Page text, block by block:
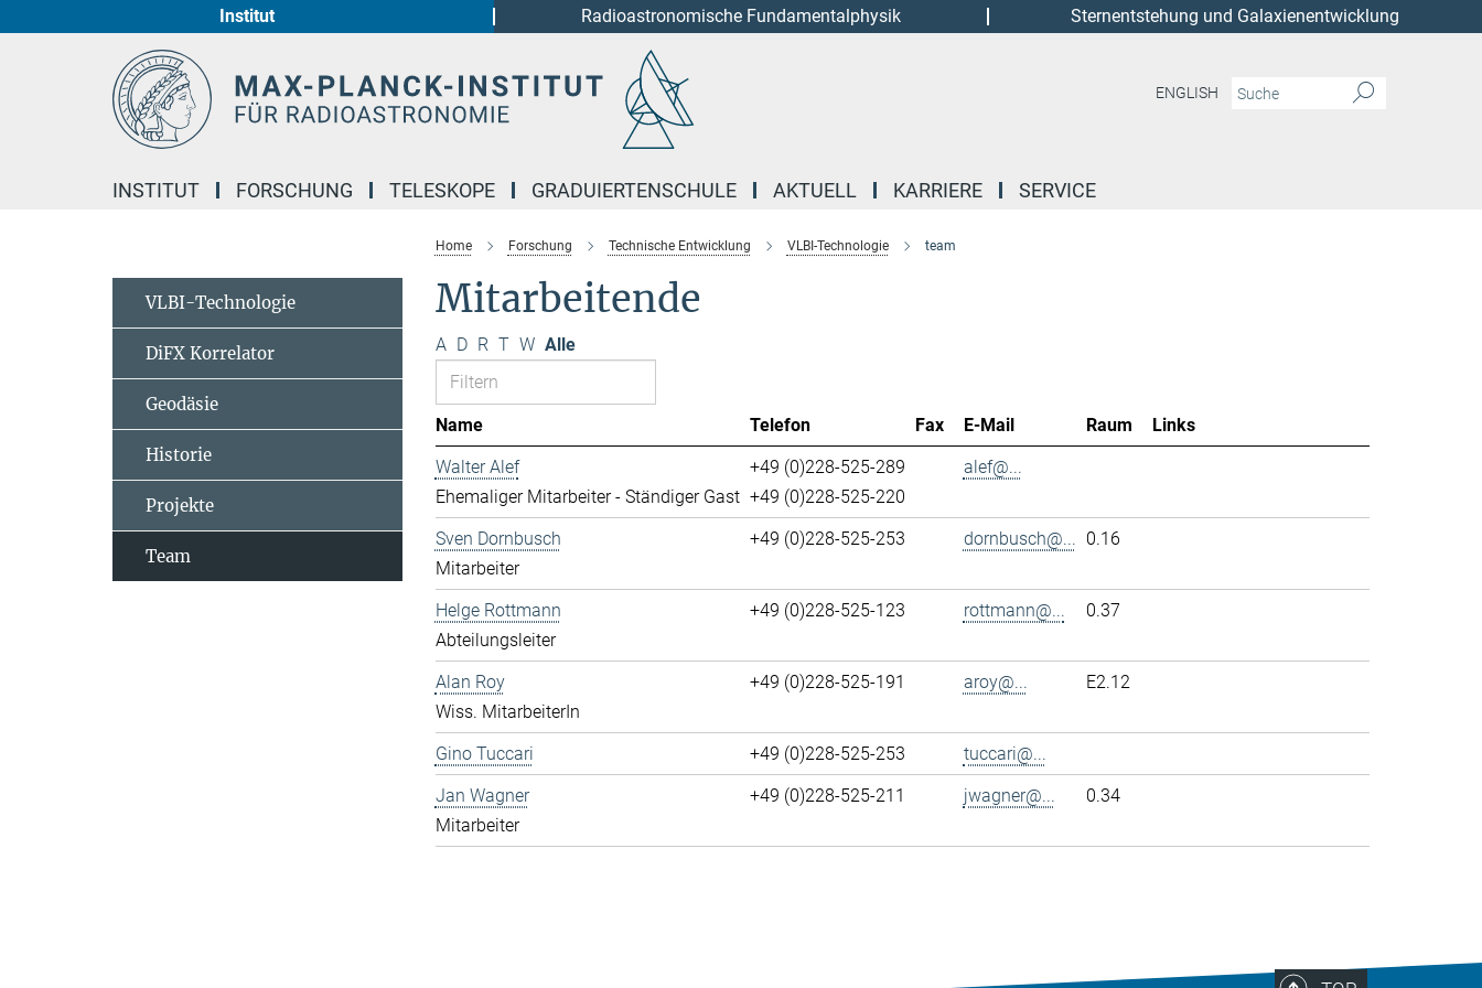
Institut Radioastronomische Fundamentalphysik Sternentstehung und Galaxienentwicklung
ENGLISH
INSTITUT FORSCHUNG TELESKOPE GRADUIERTENSCHULE AKTUELL KARRIERE SERVICE
Home Forschung Technische Entwicklung VLBI-Technologie team
Mitarbeitende
A D R T W Alle
Name Telefon Fax E-Mail Raum
Links
Walter Alef
Ehemaliger Mitarbeiter - Ständiger Gast
+49 (0)228-525-289
+49 (0)228-525-220
alef@...
Sven Dornbusch
Mitarbeiter
+49 (0)228-525-253 dornbusch@... 0.16
Helge Rottmann
Abteilungsleiter
+49 (0)228-525-123 rottmann@... 0.37
Alan Roy
Wiss. MitarbeiterIn
+49 (0)228-525-191 aroy@... E2.12
Gino Tuccari +49 (0)228-525-253
tuccari@...
Jan Wagner
Mitarbeiter
+49 (0)228-525-211 jwagner@... 0.34
VLBI-Technologie
DiFX Korrelator
Geodäsie
Historie
Projekte
Team